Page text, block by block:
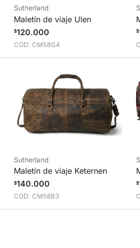
Sutherland
Maletín de viaje Ulen
$120.000
COD: CM58G4
$
Sutherland
Maletín de viaje Keternen
$140.000
COD: CM58B3
$